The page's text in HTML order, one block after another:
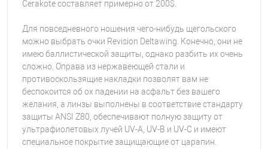
Cerakote составляет примерно от 200$.
Для повседневного ношения чего-нибудь щегольского
можно выбрать очки Revision Deltawing. Конечно, они не
имею баллистической защиты, однако разбить их очень
сложно. Оправа из нержавеющей стали и
противоскользящие накладки позволят вам не
беспокоится об ох падении на асфальт без вашего
желания, а линзы выполнены в соответствие стандарту
защиты ANSI Z80, обеспечивают полную защиту от
ультрафиолетовых лучей UV-A, UV-B и UV-C и имеют
специальное покрытие защищающие от царапин.